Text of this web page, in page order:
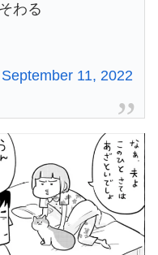
わる
September 11, 2022